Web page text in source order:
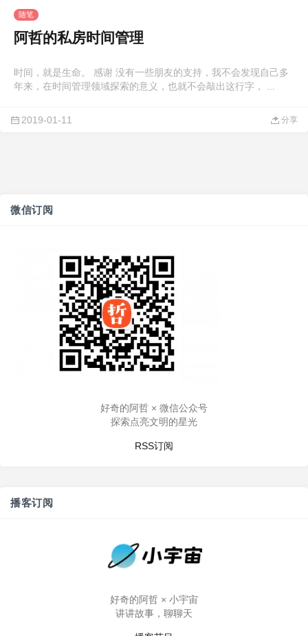
随笔
阿哲的私房时间管理
时间，就是生命。 感谢 没有一些朋友的支持，我不会发现自己多
年来，在时间管理领域探索的意义，也就不会敲出这行字， ...
2019-01-11 分享
微信订阅
好奇的阿哲 × 微信公众号
探索点亮文明的星光
RSS订阅
播客订阅
好奇的阿哲 × 小宇宙
讲讲故事，聊聊天